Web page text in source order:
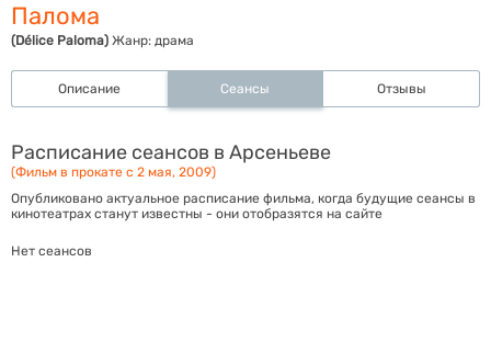
Палома
(Délice Paloma) Жанр: драма
Описание Сеансы Отзывы
Расписание сеансов в Арсеньеве
(Фильм в прокате с 2 мая, 2009)
Опубликовано актуальное расписание фильма, когда будущие сеансы в
кинотеатрах станут известны - они отобразятся на сайте
Нет сеансов